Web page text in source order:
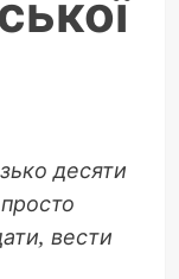
десяти
вести